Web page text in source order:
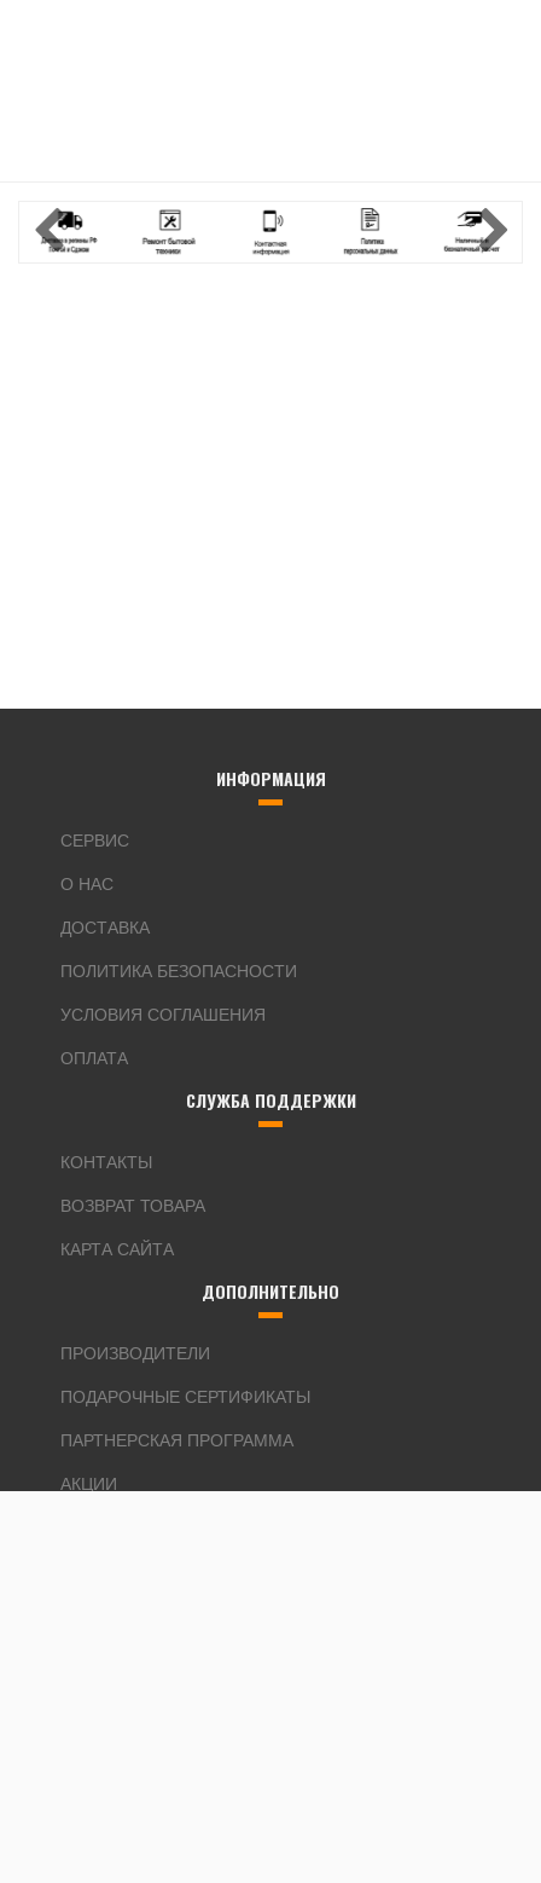
ИНФОРМАЦИЯ
СЕРВИС
О НАС
ДОСТАВКА
ПОЛИТИКА БЕЗОПАСНОСТИ
УСЛОВИЯ СОГЛАШЕНИЯ
ОПЛАТА
СЛУЖБА ПОДДЕРЖКИ
КОНТАКТЫ
ВОЗВРАТ ТОВАРА
КАРТА САЙТА
ДОПОЛНИТЕЛЬНО
ПРОИЗВОДИТЕЛИ
ПОДАРОЧНЫЕ СЕРТИФИКАТЫ
ПАРТНЕРСКАЯ ПРОГРАММА
АКЦИИ